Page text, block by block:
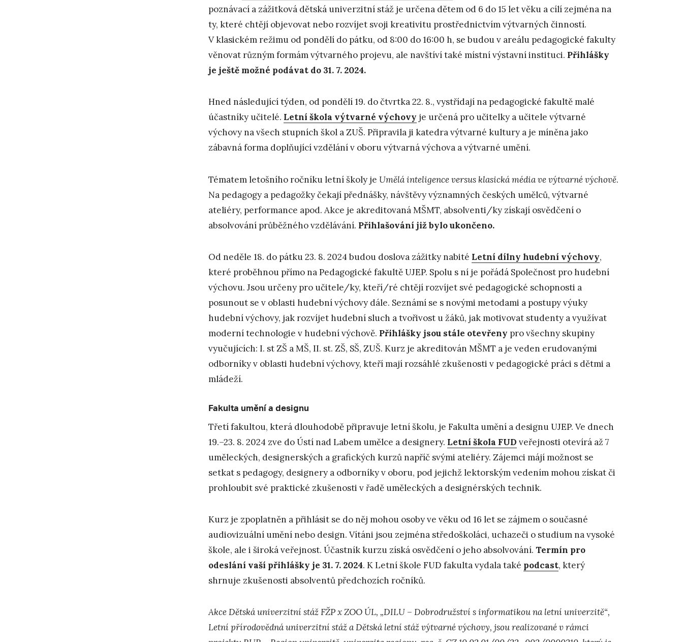
poznávací a zážitková dětská univerzitní stáž je určena dětem od 6 do 15 let věku a cílí zejména na
ty, které chtějí objevovat nebo rozvíjet svoji kreativitu prostřednictvím výtvarných činností.
V klasickém režimu od pondělí do pátku, od 8:00 do 16:00 h, se budou v areálu pedagogické fakulty
věnovat různým formám výtvarného projevu, ale navštíví také místní výstavní instituci. Přihlášky
je ještě možné podávat do 31. 7. 2024.
Hned následující týden, od pondělí 19. do čtvrtka 22. 8., vystřídají na pedagogické fakultě malé
účastníky učitelé. Letní škola výtvarné výchovy je určená pro učitelky a učitele výtvarné
výchovy na všech stupních škol a ZUŠ. Připravila ji katedra výtvarné kultury a je míněna jako
zábavná forma doplňující vzdělání v oboru výtvarná výchova a výtvarné umění.
Tématem letošního ročníku letní školy je Umělá inteligence versus klasická média ve výtvarné výchově.
Na pedagogy a pedagožky čekají přednášky, návštěvy významných českých umělců, výtvarné
ateliéry, performance apod. Akce je akreditovaná MŠMT, absolventi/ky získají osvědčení o
absolvování průběžného vzdělávání. Přihlašování již bylo ukončeno.
Od neděle 18. do pátku 23. 8. 2024 budou doslova zážitky nabité Letní dílny hudební výchovy,
které proběhnou přímo na Pedagogické fakultě UJEP. Spolu s ní je pořádá Společnost pro hudební
výchovu. Jsou určeny pro učitele/ky, kteří/ré chtějí rozvíjet své pedagogické schopnosti a
posunout se v oblasti hudební výchovy dále. Seznámí se s novými metodami a postupy výuky
hudební výchovy, jak rozvíjet hudební sluch a tvořivost u žáků, jak motivovat studenty a využívat
moderní technologie v hudební výchově. Přihlášky jsou stále otevřeny pro všechny skupiny
vyučujících: I. st ZŠ a MŠ, II. st. ZŠ, SŠ, ZUŠ. Kurz je akreditován MŠMT a je veden erudovanými
odborníky v oblasti hudební výchovy, kteří mají rozsáhlé zkušenosti v pedagogické práci s dětmi a
mládeží.
Fakulta umění a designu
Třetí fakultou, která dlouhodobě připravuje letní školu, je Fakulta umění a designu UJEP. Ve dnech
19.–23. 8. 2024 zve do Ústí nad Labem umělce a designery. Letní škola FUD veřejnosti otevírá až 7
uměleckých, designerských a grafických kurzů napříč svými ateliéry. Zájemci májí možnost se
setkat s pedagogy, designery a odborníky v oboru, pod jejichž lektorským vedením mohou získat či
prohloubit své praktické zkušenosti v řadě uměleckých a designérských technik.
Kurz je zpoplatněn a přihlásit se do něj mohou osoby ve věku od 16 let se zájmem o současné
audiovizuální umění nebo design. Vítáni jsou zejména středoškoláci, uchazeči o studium na vysoké
škole, ale i široká veřejnost. Účastník kurzu získá osvědčení o jeho absolvování. Termín pro
odeslání vaší přihlášky je 31. 7. 2024. K Letní škole FUD fakulta vydala také podcast, který
shrnuje zkušenosti absolventů předchozích ročníků.
Akce Dětská univerzitní stáž FŽP x ZOO ÚL, „DILU – Dobrodružství s informatikou na letní univerzitě“,
Letní přírodovědná univerzitní stáž a Dětská letní stáž výtvarné výchovy, jsou realizované v rámci